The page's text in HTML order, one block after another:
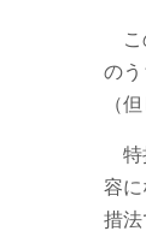
こ
の
（
特
容
措